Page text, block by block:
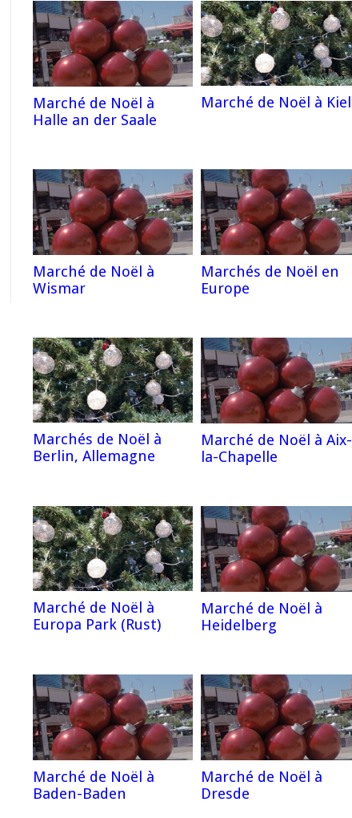
Marché de Noël à
Halle an der Saale
Marché de Noël à Kiel
Marché de Noël à
Wismar
Marchés de Noël en
Europe
Marchés de Noël à
Berlin, Allemagne
Marché de Noël à Aix-
la-Chapelle
Marché de Noël à
Europa Park (Rust)
Marché de Noël à
Heidelberg
Marché de Noël à
Baden-Baden
Marché de Noël à
Dresde